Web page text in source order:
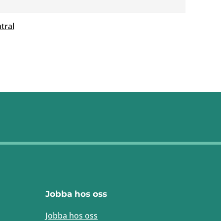
Jobba hos oss
Jobba hos oss